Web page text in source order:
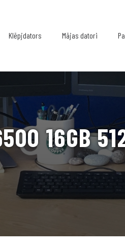
Klēpjdators Mājas datori
16GB